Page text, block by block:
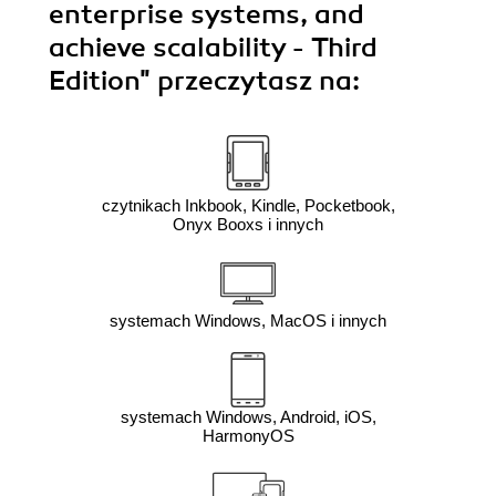
enterprise systems, and
achieve scalability - Third
Edition" przeczytasz na:
czytnikach Inkbook, Kindle, Pocketbook,
Onyx Booxs i innych
systemach Windows, MacOS i innych
systemach Windows, Android, iOS,
HarmonyOS